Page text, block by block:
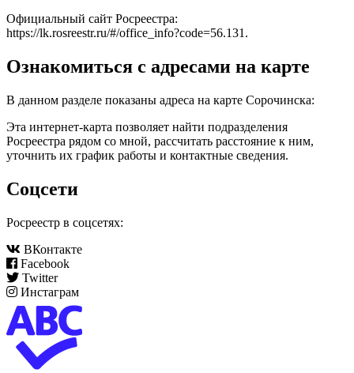
Официальный сайт Росреестра:
https://lk.rosreestr.ru/#/office_info?code=56.131.
Ознакомиться с адресами на карте
В данном разделе показаны адреса на карте Сорочинска:
Эта интернет-карта позволяет найти подразделения
Росреестра рядом со мной, рассчитать расстояние к ним,
уточнить их график работы и контактные сведения.
Соцсети
Росреестр в соцсетях:
ВКонтакте
Facebook
Twitter
Инстаграм